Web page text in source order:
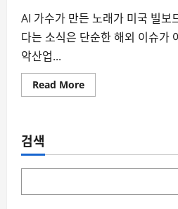
AI 가수가 만든 노래가 미국 빌보
다는 소식은 단순한 해외 이슈가
악산업...
Read MoreRead
more
빌
드
위
검색